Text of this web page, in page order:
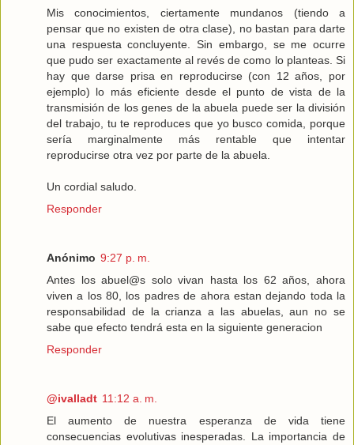
Mis conocimientos, ciertamente mundanos (tiendo a
pensar que no existen de otra clase), no bastan para darte
una respuesta concluyente. Sin embargo, se me ocurre
que pudo ser exactamente al revés de como lo planteas. Si
hay que darse prisa en reproducirse (con 12 años, por
ejemplo) lo más eficiente desde el punto de vista de la
transmisión de los genes de la abuela puede ser la división
del trabajo, tu te reproduces que yo busco comida, porque
sería marginalmente más rentable que intentar
reproducirse otra vez por parte de la abuela.
Un cordial saludo.
Responder
Anónimo 9:27 p. m.
Antes los abuel@s solo vivan hasta los 62 años, ahora
viven a los 80, los padres de ahora estan dejando toda la
responsabilidad de la crianza a las abuelas, aun no se
sabe que efecto tendrá esta en la siguiente generacion
Responder
@ivalladt 11:12 a. m.
El aumento de nuestra esperanza de vida tiene
consecuencias evolutivas inesperadas. La importancia de